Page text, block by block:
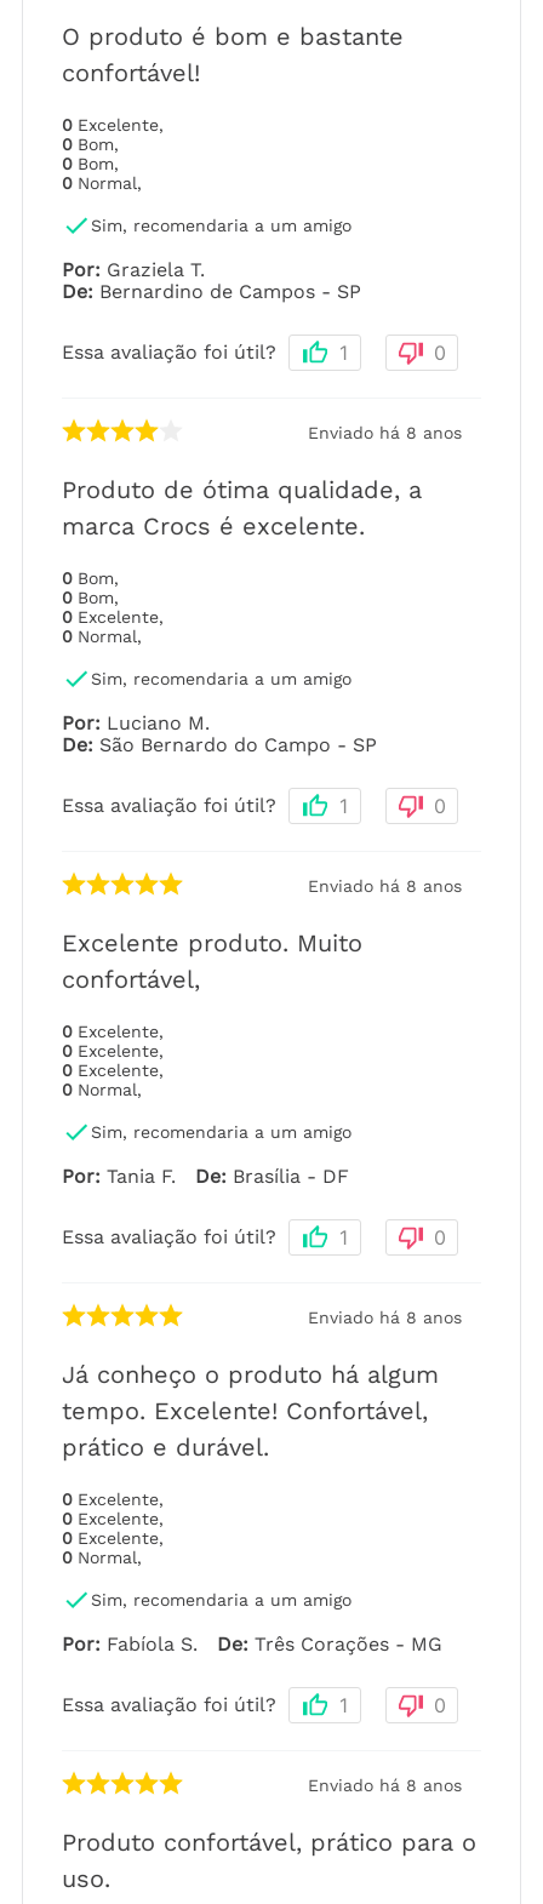
O produto é bom e bastante
confortável!
0 Excelente,
0 Bom,
0 Bom,
0 Normal,
Sim, recomendaria a um amigo
Por: Graziela T.
De: Bernardino de Campos - SP
Essa avaliação foi útil? 1 0
Enviado há 8 anos
Produto de ótima qualidade, a
marca Crocs é excelente.
0 Bom,
0 Bom,
0 Excelente,
0 Normal,
Sim, recomendaria a um amigo
Por: Luciano M.
De: São Bernardo do Campo - SP
Essa avaliação foi útil? 1 0
Enviado há 8 anos
Excelente produto. Muito
confortável,
0 Excelente,
0 Excelente,
0 Excelente,
0 Normal,
Sim, recomendaria a um amigo
Por: Tania F. De: Brasília - DF
Essa avaliação foi útil? 1 0
Enviado há 8 anos
Já conheço o produto há algum
tempo. Excelente! Confortável,
prático e durável.
0 Excelente,
0 Excelente,
0 Excelente,
0 Normal,
Sim, recomendaria a um amigo
Por: Fabíola S. De: Três Corações - MG
Essa avaliação foi útil? 1 0
Enviado há 8 anos
Produto confortável, prático para o
uso.